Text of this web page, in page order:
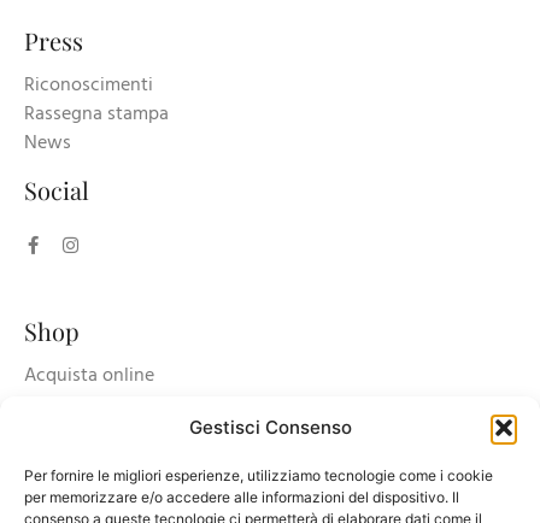
Gestisci Consenso
Per fornire le migliori esperienze, utilizziamo tecnologie come i cookie
per memorizzare e/o accedere alle informazioni del dispositivo. Il
consenso a queste tecnologie ci permetterà di elaborare dati come il
Press
Riconoscimenti
Rassegna stampa
News
Social
Shop
Acquista online